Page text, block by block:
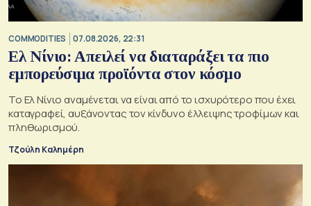
COMMODITIES 07.08.2026, 22:31
Ελ Νίνιο: Απειλεί να διαταράξει τα πιο
εμπορεύσιμα προϊόντα στον κόσμο
Το Ελ Νίνιο αναμένεται να είναι από το ισχυρότερο που έχει
καταγραφεί, αυξάνοντας τον κίνδυνο έλλειψης τροφίμων και
πληθωρισμού.
Τζούλη Καλημέρη